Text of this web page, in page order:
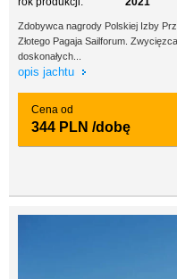
Zdobywca nagrody Polskiej Izby
Złotego Pagaja Sailforum.
doskonałych...
opis jachtu
Cena od
344 PLN /dobę